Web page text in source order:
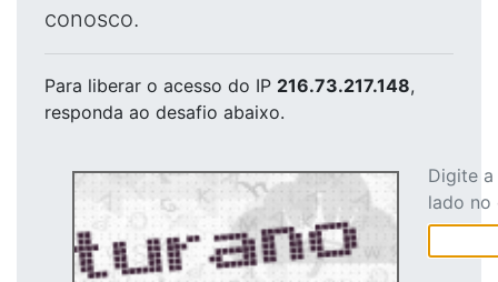
conosco.
Para liberar o acesso do IP 216.73.217.148,
responda ao desafio abaixo.
Digite
lado no